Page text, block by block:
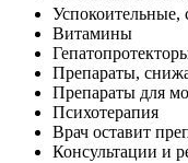
Успокоительные,
Витамины
Препараты,
Препараты для
Психотерапия
Врач оставит
Консультации и